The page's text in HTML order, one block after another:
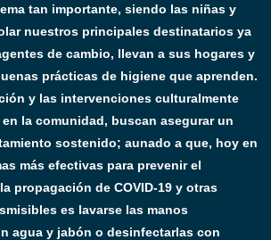
tan importante, siendo las niñas y
nuestros principales destinatarios ya
de cambio, llevan a sus hogares y
prácticas de higiene que aprenden.
y las intervenciones culturalmente
la comunidad, buscan asegurar un
sostenido; aunado a que, hoy en
más efectivas para prevenir el
propagación de COVID-19 y otras
es lavarse las manos
agua y jabón o desinfectarlas con